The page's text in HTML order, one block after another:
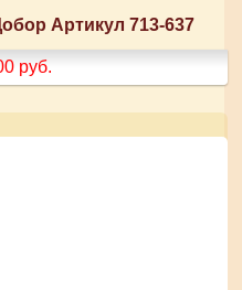
Артикул 713-637
руб.